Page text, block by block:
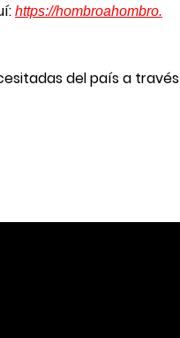
https://hombroahombro.
del país a través